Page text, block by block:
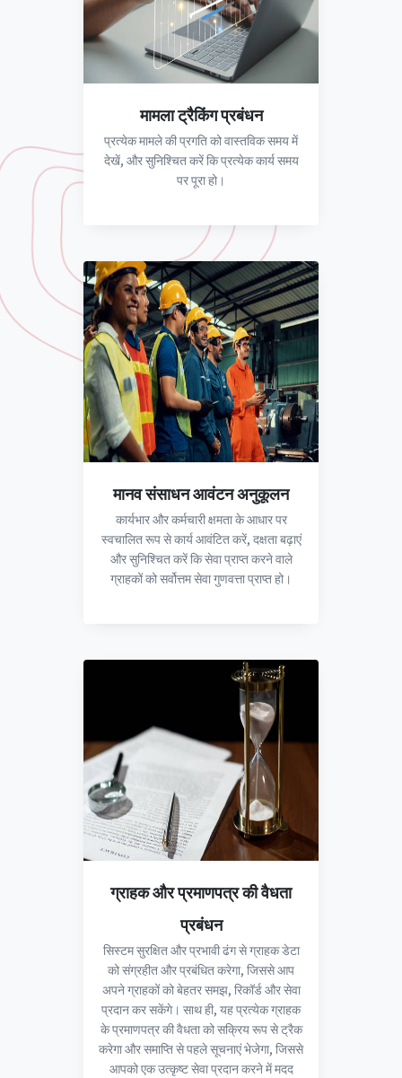
मामला ट्रैकिंग प्रबंधन
प्रत्येक मामले की प्रगति को वास्तविक समय में
देखें, और सुनिश्चित करें कि प्रत्येक कार्य समय
पर पूरा हो।
मानव संसाधन आवंटन अनुकूलन
कार्यभार और कर्मचारी क्षमता के आधार पर
स्वचालित रूप से कार्य आवंटित करें, दक्षता बढ़ाएं
और सुनिश्चित करें कि सेवा प्राप्त करने वाले
ग्राहकों को सर्वोत्तम सेवा गुणवत्ता प्राप्त हो।
ग्राहक और प्रमाणपत्र की वैधता
प्रबंधन
सिस्टम सुरक्षित और प्रभावी ढंग से ग्राहक डेटा
को संग्रहीत और प्रबंधित करेगा, जिससे आप
अपने ग्राहकों को बेहतर समझ, रिकॉर्ड और सेवा
प्रदान कर सकेंगे। साथ ही, यह प्रत्येक ग्राहक
के प्रमाणपत्र की वैधता को सक्रिय रूप से ट्रैक
करेगा और समाप्ति से पहले सूचनाएं भेजेगा, जिससे
आपको एक उत्कृष्ट सेवा प्रदान करने में मदद